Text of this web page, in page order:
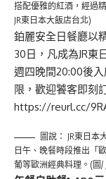
搭配優雅的紅酒，經過
JR東日本大飯店台北)
鉑麗安全日餐廳以
30日，凡成為JR東
週四晚間20:00後
限，歡迎饕客即刻
https://reurl.cc/
圖說： JR東日本
日午、晚餐時段推出「
葡等歐洲經典料理。(圖/